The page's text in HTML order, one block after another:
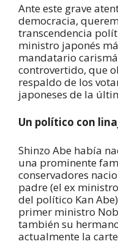
Ante este grave
democracia,
transcendencia
ministro japonés
mandatario
controvertido, que
respaldo de los
japoneses de la
Un político con
Shinzo Abe había
una prominente
conservadores
padre (el ex
del político Kan
primer ministro
también su
actualmente la